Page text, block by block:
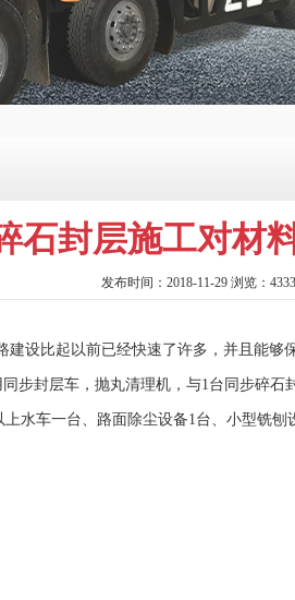
石封层施工对材
发布时间：2018-11-29 浏览：
建设比起以前已经快速了许多，并且能
同步封层车 ，抛丸清理机，与1台同步碎
水车一台、路面除尘设备1台、小型铣